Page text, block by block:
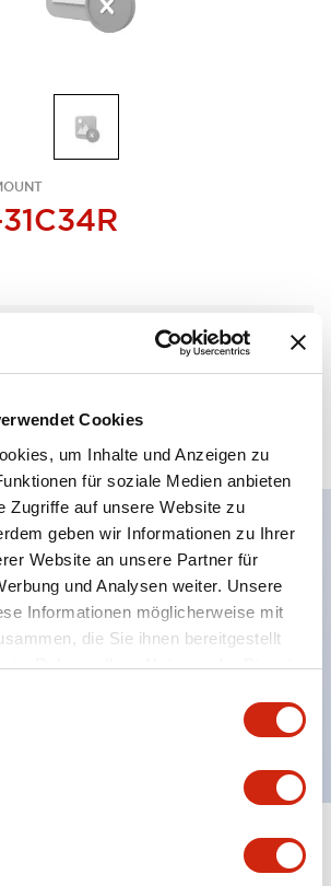
Cookies
um Inhalte und Anzeigen zu
für soziale Medien anbieten
Zugriffe auf unsere Website zu
geben wir Informationen zu Ihrer
Website an unsere Partner für
und Analysen weiter. Unsere
Informationen möglicherweise mit
die Sie ihnen bereitgestellt
im Rahmen Ihrer Nutzung der Dienste
zum Zitat hinzufügen
möglich
Dateien